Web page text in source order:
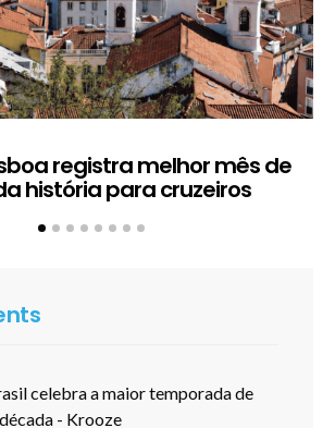
registra melhor mês de
história para cruzeiros
celebra a maior temporada de
- Krooze